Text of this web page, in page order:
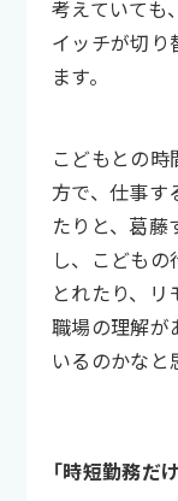
考えていても
イッチが切り
ます。
こどもとの
方で、仕事す
たりと、葛
し、こども
とれたり、リ
職場の理解が
いるのかなと
「時短勤務だ